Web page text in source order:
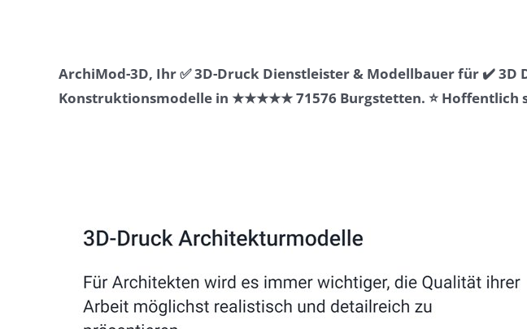
ArchiMod-3D, Ihr ✅ 3D-Druck Dienstleister & Modellbauer für ✔️
Konstruktionsmodelle in ★★★★★ 71576 Burgstetten. ⭐ Hoffentlich